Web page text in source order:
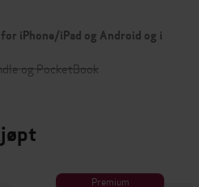
iPhone/iPad og Android og i
og PocketBook
Premium